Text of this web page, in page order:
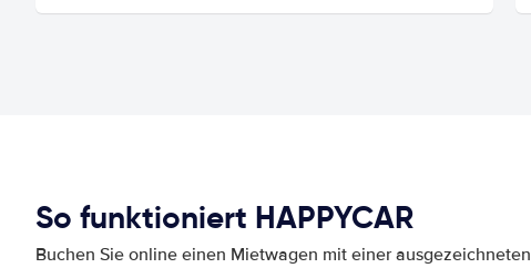
So funktioniert HAPPYCAR
Buchen Sie online einen Mietwagen mit einer ausgezeichneten